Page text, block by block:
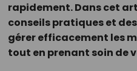
rapidement. Dans cet
conseils pratiques et
gérer efficacement les
tout en prenant soin de